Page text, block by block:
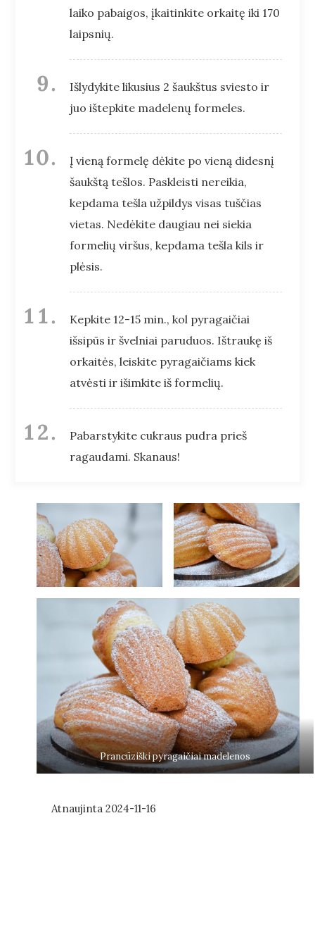
laiko pabaigos, įkaitinkite orkaitę iki 170
laipsnių.
Išlydykite likusius 2 šaukštus sviesto ir
juo ištepkite madelenų formeles.
Į vieną formelę dėkite po vieną didesnį
šaukštą tešlos. Paskleisti nereikia,
kepdama tešla užpildys visas tuščias
vietas. Nedėkite daugiau nei siekia
formelių viršus, kepdama tešla kils ir
plėsis.
Kepkite 12-15 min., kol pyragaičiai
išsipūs ir švelniai paruduos. Ištraukę iš
orkaitės, leiskite pyragaičiams kiek
atvėsti ir išimkite iš formelių.
Pabarstykite cukraus pudra prieš
ragaudami. Skanaus!
Prancūziški pyragaičiai madelenos
Atnaujinta2024-11-16